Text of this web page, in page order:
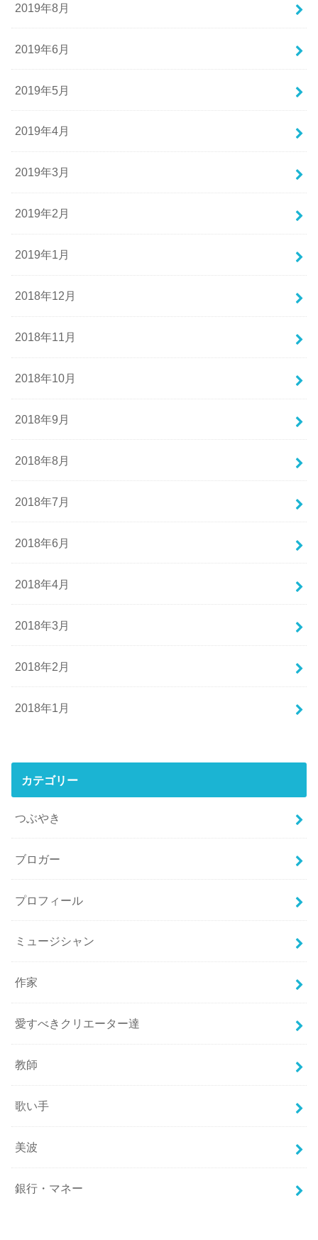
2019年8月
2019年6月
2019年5月
2019年4月
2019年3月
2019年2月
2019年1月
2018年12月
2018年11月
2018年10月
2018年9月
2018年8月
2018年7月
2018年6月
2018年4月
2018年3月
2018年2月
2018年1月
カテゴリー
つぶやき
ブロガー
プロフィール
ミュージシャン
作家
愛すべきクリエーター達
教師
歌い手
美波
銀行・マネー